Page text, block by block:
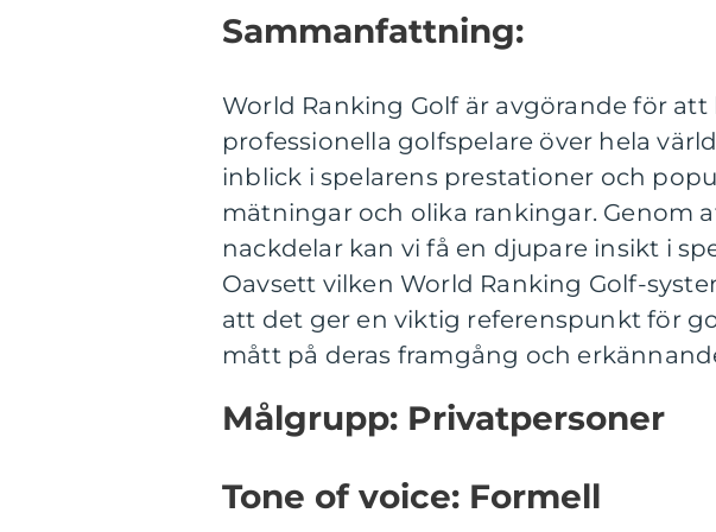
Sammanfattning:
World Ranking Golf är avgörande för
professionella golfspelare över hela
inblick i spelarens prestationer och
mätningar och olika rankingar. Genom
nackdelar kan vi få en djupare insikt i
Oavsett vilken World Ranking Golf-
att det ger en viktig referenspunkt för
mått på deras framgång och
Målgrupp: Privatpersoner
Tone of voice: Formell